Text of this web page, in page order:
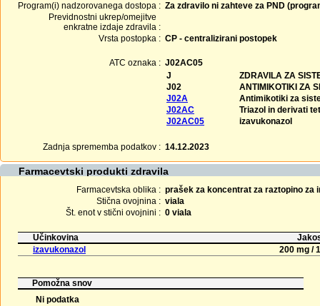
Program(i) nadzorovanega dostopa : Za zdravilo ni zahteve za PND
Previdnostni ukrep/omejitve
enkratne izdaje zdravila :
Vrsta postopka : CP - centralizirani postopek
ATC oznaka : J02AC05
J
ZDRAVILA ZA
J02
ANTIMIKOTIKI ZA
J02A
Antimikotiki za
J02AC
Triazol in derivati
J02AC05
izavukonazol
Zadnja sprememba podatkov : 14.12.2023
Farmacevtski produkti zdravila
Farmacevtska oblika : prašek za koncentrat za raztopino za
Stična ovojnina : viala
Št. enot v stični ovojnini : 0 viala
Učinkovina
izavukonazol
200 mg /
Pomožna snov
Ni podatka